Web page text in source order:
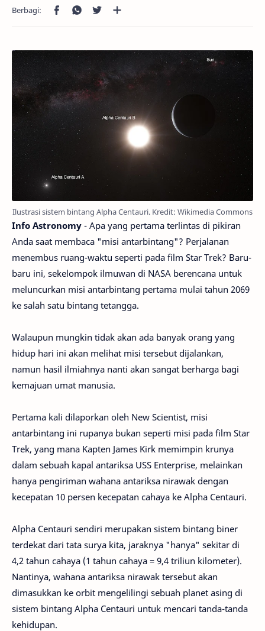
Ilustrasi sistem bintang Alpha Centauri. Kredit: Wikimedia Commons
Info Astronomy - Apa yang pertama terlintas di pikiran
Anda saat membaca "misi antarbintang"? Perjalanan
menembus ruang-waktu seperti pada film Star Trek? Baru-
baru ini, sekelompok ilmuwan di NASA berencana untuk
meluncurkan misi antarbintang pertama mulai tahun 2069
ke salah satu bintang tetangga.
Walaupun mungkin tidak akan ada banyak orang yang
hidup hari ini akan melihat misi tersebut dijalankan,
namun hasil ilmiahnya nanti akan sangat berharga bagi
kemajuan umat manusia.
Pertama kali dilaporkan oleh New Scientist, misi
antarbintang ini rupanya bukan seperti misi pada film Star
Trek, yang mana Kapten James Kirk memimpin krunya
dalam sebuah kapal antariksa USS Enterprise, melainkan
hanya pengiriman wahana antariksa nirawak dengan
kecepatan 10 persen kecepatan cahaya ke Alpha Centauri.
Alpha Centauri sendiri merupakan sistem bintang biner
terdekat dari tata surya kita, jaraknya "hanya" sekitar di
4,2 tahun cahaya (1 tahun cahaya = 9,4 triliun kilometer).
Nantinya, wahana antariksa nirawak tersebut akan
dimasukkan ke orbit mengelilingi sebuah planet asing di
sistem bintang Alpha Centauri untuk mencari tanda-tanda
kehidupan.